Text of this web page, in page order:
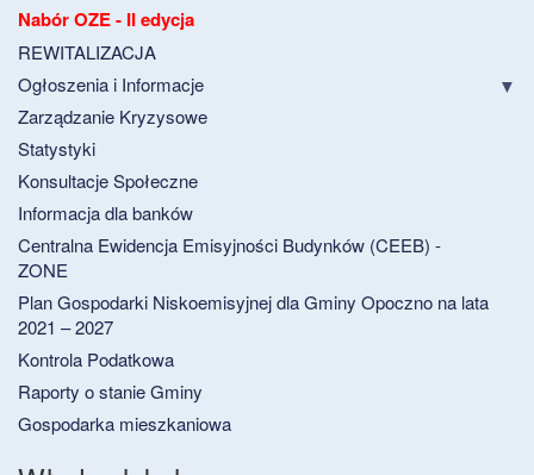
Nabór OZE - II edycja
REWITALIZACJA
Ogłoszenia i Informacje
Zarządzanie Kryzysowe
Statystyki
Konsultacje Społeczne
Informacja dla banków
Centralna Ewidencja Emisyjności Budynków (CEEB) -
ZONE
Plan Gospodarki Niskoemisyjnej dla Gminy Opoczno na lata
2021 – 2027
Kontrola Podatkowa
Raporty o stanie Gminy
Gospodarka mieszkaniowa